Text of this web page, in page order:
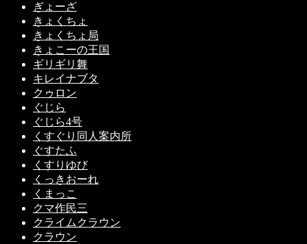
ぎょーざ
きょくちょ
きょくちょ局
きょこーの王国
ギリギリ舞
キレイナブタ
クゥロン
ぐじら
ぐじら4号
くすぐり同人案内所
ぐすたふ
くすりゆび
くっきおーれ
くまっこ
クマ作民三
クライムクラウン
クラウン